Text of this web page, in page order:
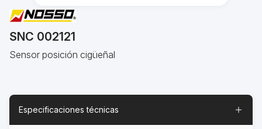
SNC 002121
Sensor posición cigüeñal
Especificaciones técnicas